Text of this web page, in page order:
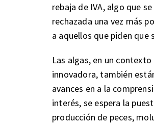
rebaja de IVA, algo que
rechazada una vez más
a aquellos que piden que
Las algas, en un
innovadora, también
avances en a la
interés, se espera la
producción de peces,